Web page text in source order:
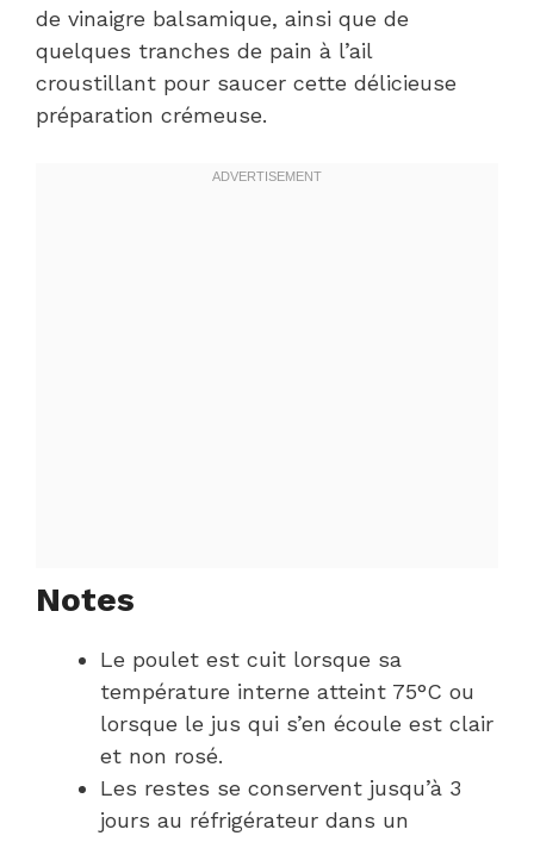
de vinaigre balsamique, ainsi que de
quelques tranches de pain à l’ail
croustillant pour saucer cette délicieuse
préparation crémeuse.
Notes
Le poulet est cuit lorsque sa
température interne atteint 75°C ou
lorsque le jus qui s’en écoule est clair
et non rosé.
Les restes se conservent jusqu’à 3
jours au réfrigérateur dans un